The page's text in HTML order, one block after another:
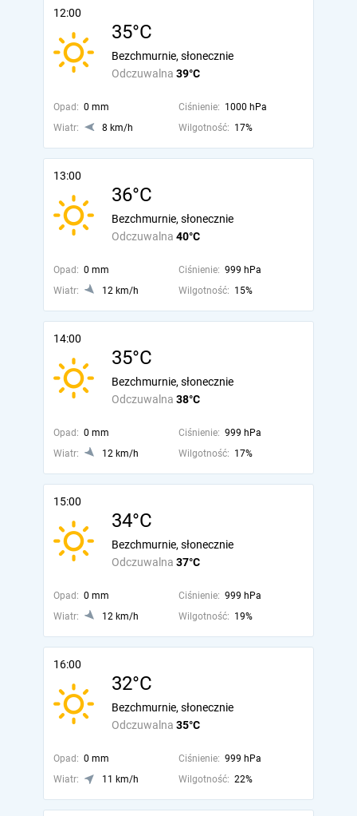
12:00
35°C
Odczuwalna 39°C
Bezchmurnie, słonecznie
Opad: 0 mm Ciśnienie: 1000 hPa
Wiatr:
8 km/h Wilgotność: 17%
13:00
36°C
Odczuwalna 40°C
Bezchmurnie, słonecznie
Opad: 0 mm Ciśnienie: 999 hPa
Wiatr:
12 km/h Wilgotność: 15%
14:00
35°C
Odczuwalna 38°C
Bezchmurnie, słonecznie
Opad: 0 mm Ciśnienie: 999 hPa
Wiatr:
12 km/h Wilgotność: 17%
15:00
34°C
Odczuwalna 37°C
Bezchmurnie, słonecznie
Opad: 0 mm Ciśnienie: 999 hPa
Wiatr:
12 km/h Wilgotność: 19%
16:00
32°C
Odczuwalna 35°C
Bezchmurnie, słonecznie
Opad: 0 mm Ciśnienie: 999 hPa
Wiatr:
11 km/h Wilgotność: 22%